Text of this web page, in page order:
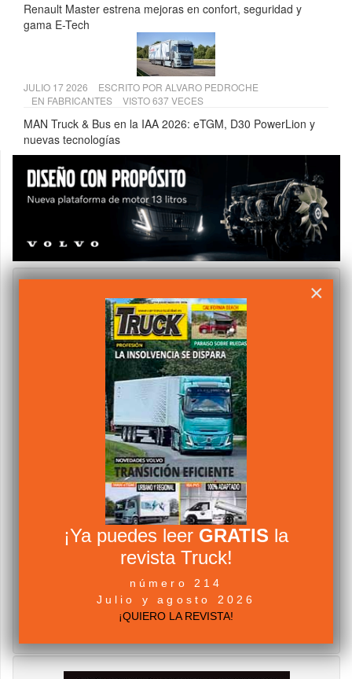
Renault Master estrena mejoras en confort, seguridad y
gama E-Tech
JULIO 17 2026 ESCRITO POR ALVARO PEDROCHE
EN FABRICANTES VISTO 637 VECES
MAN Truck & Bus en la IAA 2026: eTGM, D30 PowerLion y
nuevas tecnologías
×
¡Ya puedes leer GRATIS la
revista Truck!
número 214
Julio y agosto 2026
¡QUIERO LA REVISTA!